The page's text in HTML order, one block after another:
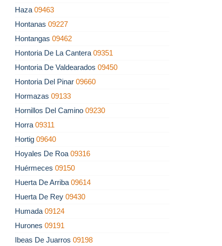
Haza 09463
Hontanas 09227
Hontangas 09462
Hontoria De La Cantera 09351
Hontoria De Valdearados 09450
Hontoria Del Pinar 09660
Hormazas 09133
Hornillos Del Camino 09230
Horra 09311
Hortig 09640
Hoyales De Roa 09316
Huérmeces 09150
Huerta De Arriba 09614
Huerta De Rey 09430
Humada 09124
Hurones 09191
Ibeas De Juarros 09198